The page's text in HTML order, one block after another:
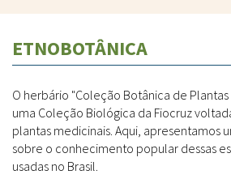
ETNOBOTÂNICA
O herbário "Coleção Botânica de Plantas
uma Coleção Biológica da Fiocruz
plantas medicinais. Aqui, apresentamos
sobre o conhecimento popular dessas
usadas no Brasil.